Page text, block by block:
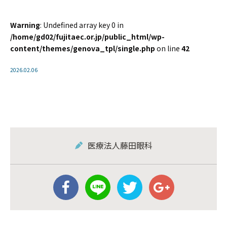
Warning: Undefined array key 0 in
/home/gd02/fujitaec.or.jp/public_html/wp-
content/themes/genova_tpl/single.php on line 42
2026.02.06
医療法人藤田眼科